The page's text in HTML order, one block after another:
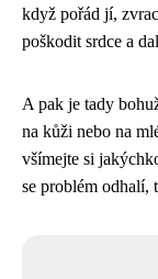
když pořád jí,
poškodit srdce a
A pak je tady
na kůži nebo na
všímejte si
se problém odhalí,